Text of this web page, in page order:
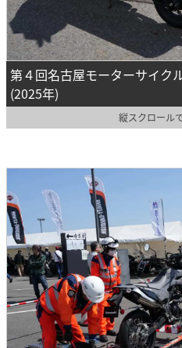
第４回名古屋モーターサイク
(2025年)
縦スクロール